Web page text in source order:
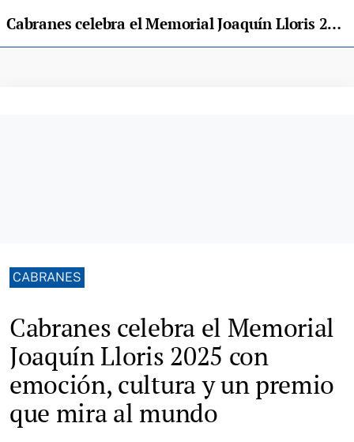
Cabranes celebra el Memorial Joaquín Lloris 2025 con emoción, cultura y un premio que mira al mundo
CABRANES
Cabranes celebra el Memorial
Joaquín Lloris 2025 con
emoción, cultura y un premio
que mira al mundo